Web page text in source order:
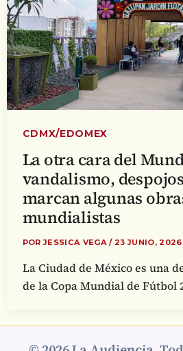
CDMX/EDOMEX
La otra cara del
vandalismo,
marcan algunas
mundialistas
PORJESSICA VEGA/ 23 JUNIO, 2026
La Ciudad de México es una
de la Copa Mundial de Fútbol